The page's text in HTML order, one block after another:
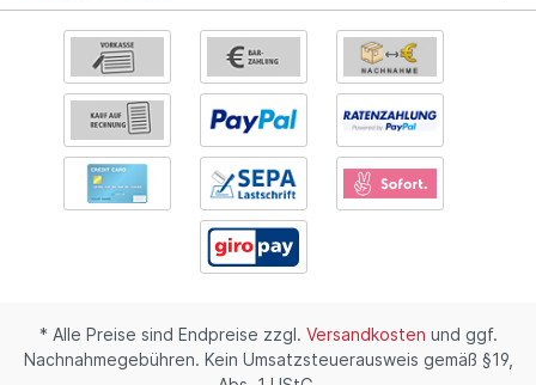
* Alle Preise sind Endpreise zzgl. Versandkosten und ggf.
Nachnahmegebühren. Kein Umsatzsteuerausweis gemäß §19,